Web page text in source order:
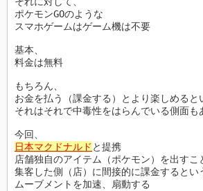
ポケモンGOのような
スマホゲームはゲーム機は不要
基本、
料金は無料
もちろん、
お金を払う（課金する）とより楽しめると
それはそれで中毒性をはらんでいる側面も
日本マクドナルド と提携
店舗独自のアイテム（ポケモン）を出すこ
集客した側（店）に間接的に課金するとい
ムーブメントを加速、扇動する